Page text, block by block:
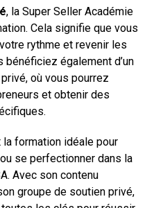
, la Super Seller Académie
Cela signifie que vous
rythme et revenir les
bénéficiez également d’un
où vous pourrez
et obtenir des
formation idéale pour
se perfectionner dans la
Avec son contenu
groupe de soutien privé,